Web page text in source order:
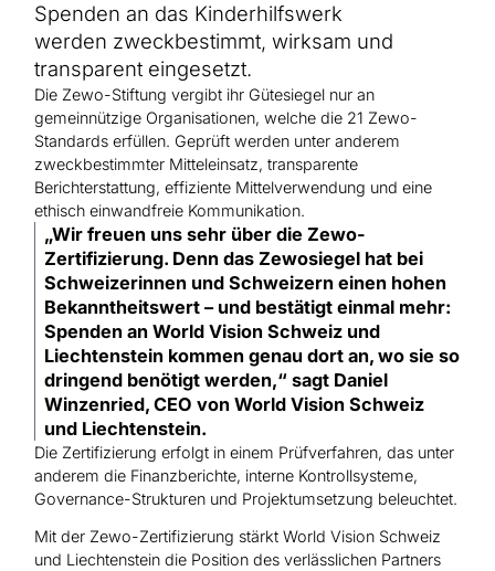
Erdbeben Venezuela
Hilfe für Ukraine
Hilfe für Sudan
Hilfe für Afghanistan
Alle Nothilfe-Projekte
Afrika
Lateinamerika
Naher Osten und Europa
Spenden an das Kinderhilfswerk
werden zweckbestimmt, wirksam und
transparent eingesetzt.
Die Zewo-Stiftung vergibt ihr Gütesiegel nur an
gemeinnützige Organisationen, welche die 21 Zewo-
Standards erfüllen. Geprüft werden unter anderem
zweckbestimmter Mitteleinsatz, transparente
Berichterstattung, effiziente Mittelverwendung und eine
ethisch einwandfreie Kommunikation.
„Wir freuen uns sehr über die Zewo-
Zertifizierung. Denn das Zewosiegel hat bei
Schweizerinnen und Schweizern einen hohen
Bekanntheitswert – und bestätigt einmal mehr:
Spenden an World Vision Schweiz und
Liechtenstein kommen genau dort an, wo sie so
dringend benötigt werden,“ sagt Daniel
Winzenried, CEO von World Vision Schweiz
und Liechtenstein.
Die Zertifizierung erfolgt in einem Prüfverfahren, das unter
anderem die Finanzberichte, interne Kontrollsysteme,
Governance-Strukturen und Projektumsetzung beleuchtet.
Mit der Zewo-Zertifizierung stärkt World Vision Schweiz
und Liechtenstein die Position des verlässlichen Partners